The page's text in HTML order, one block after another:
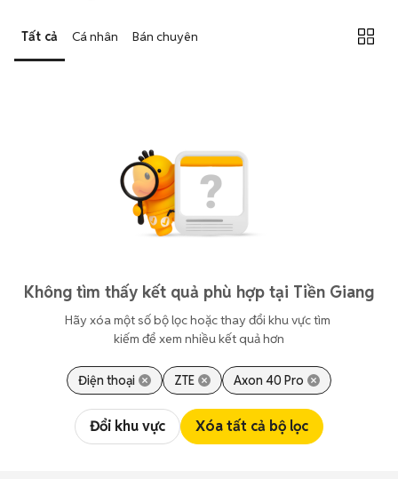
Tất cả Cá nhân Bán chuyên
Không tìm thấy kết quả phù hợp tại Tiền Giang
Hãy xóa một số bộ lọc hoặc thay đổi khu vực tìm
kiếm để xem nhiều kết quả hơn
Điện thoại ZTE Axon 40 Pro
Đổi khu vực Xóa tất cả bộ lọc